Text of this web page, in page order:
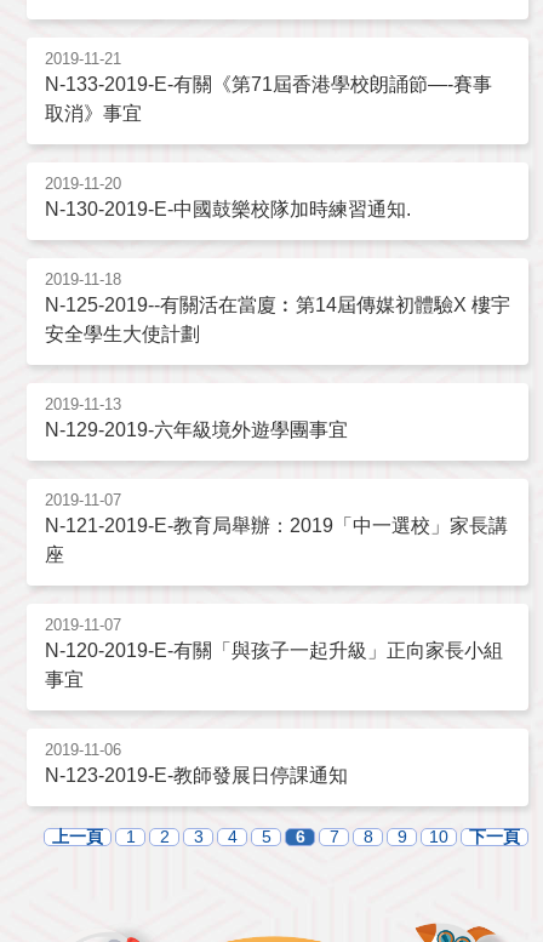
2019-11-21
N-133-2019-E-有關《第71屆香港學校朗誦節—-賽事
取消》事宜
2019-11-20
N-130-2019-E-中國鼓樂校隊加時練習通知.
2019-11-18
N-125-2019--有關活在當廈︰第14屆傳媒初體驗X 樓宇
安全學生大使計劃
2019-11-13
N-129-2019-六年級境外遊學團事宜
2019-11-07
N-121-2019-E-教育局舉辦：2019「中一選校」家長講
座
2019-11-07
N-120-2019-E-有關「與孩子一起升級」正向家長小組
事宜
2019-11-06
N-123-2019-E-教師發展日停課通知
上一頁 1 2 3 4 5 6 7 8 9 10 下一頁